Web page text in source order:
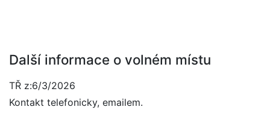
Další informace o volném místu
TŘ z:6/3/2026
Kontakt telefonicky, emailem.